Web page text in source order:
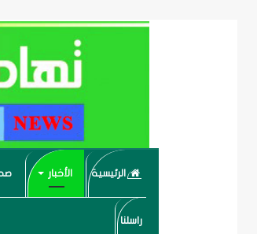
الرئيسية الأخبار
راسلنا